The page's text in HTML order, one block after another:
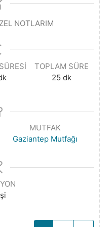
NOTLARIM
TOPLAM SÜRE
25 dk
MUTFAK
Gaziantep Mutfağı